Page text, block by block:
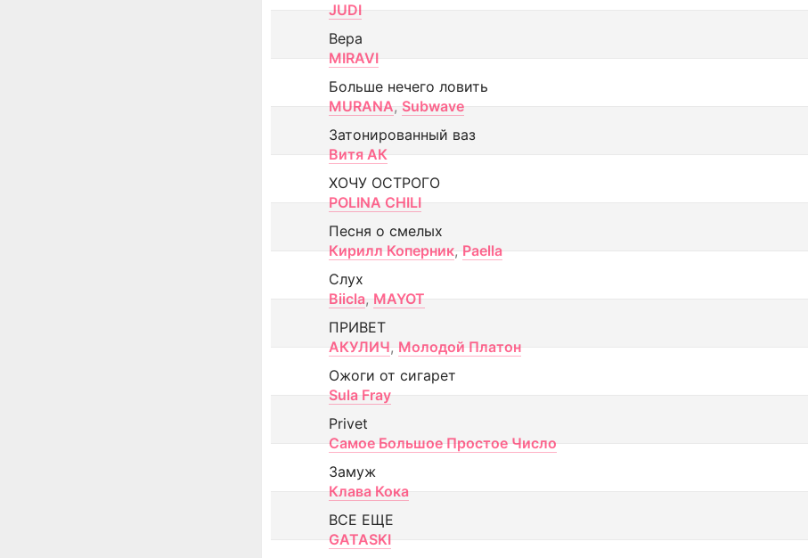
JUDI
Вера
MIRAVI
Больше нечего ловить
MURANA, Subwave
Затонированный ваз
Витя АК
ХОЧУ ОСТРОГО
POLINA CHILI
Песня о смелых
Кирилл Коперник, Paella
Слух
Biicla, MAYOT
ПРИВЕТ
АКУЛИЧ, Молодой Платон
Ожоги от сигарет
Sula Fray
Privet
Самое Большое Простое Число
Замуж
Клава Кока
ВСЕ ЕЩЕ
GATASKI